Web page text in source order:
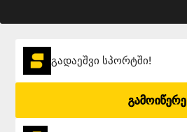
გადაეშვი სპორტში!
გამოიწერე